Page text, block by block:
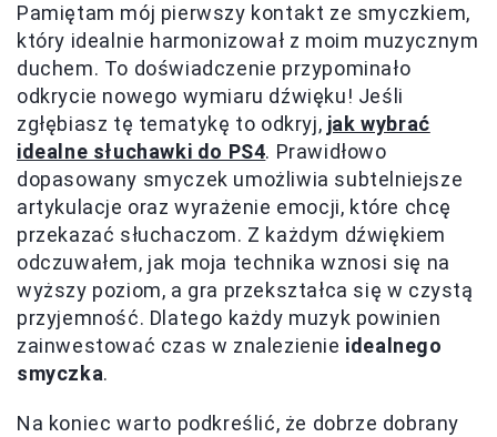
Pamiętam mój pierwszy kontakt ze smyczkiem,
który idealnie harmonizował z moim muzycznym
duchem. To doświadczenie przypominało
odkrycie nowego wymiaru dźwięku! Jeśli
zgłębiasz tę tematykę to odkryj, jak wybrać
idealne słuchawki do PS4. Prawidłowo
dopasowany smyczek umożliwia subtelniejsze
artykulacje oraz wyrażenie emocji, które chcę
przekazać słuchaczom. Z każdym dźwiękiem
odczuwałem, jak moja technika wznosi się na
wyższy poziom, a gra przekształca się w czystą
przyjemność. Dlatego każdy muzyk powinien
zainwestować czas w znalezienie idealnego
smyczka.
Na koniec warto podkreślić, że dobrze dobrany